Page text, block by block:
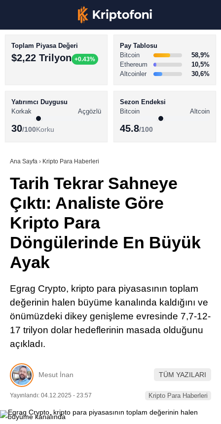
Youtube
TikTok
Telegram
BİTCOİN HABERLERİ
ALTCOİN HABERLERİ
SÖZLÜK
Toplam Piyasa Değeri
$2,22 Trilyon +0.43%
Pay Tablosu
Bitcoin
58,9%
Ethereum
10,5%
Altcoinler
30,6%
Yatırımcı Duygusu
Korkak
Açgözlü
30/100Korku
Sezon Endeksi
Bitcoin
Altcoin
45.8/100
Ana Sayfa › Kripto Para Haberleri
Tarih Tekrar Sahneye
Çıktı: Analiste Göre
Kripto Para
Döngülerinde En Büyük
Ayak
Egrag Crypto, kripto para piyasasının toplam
değerinin halen büyüme kanalında kaldığını ve
önümüzdeki dikey genişleme evresinde 7,7-12-
17 trilyon dolar hedeflerinin masada olduğunu
açıkladı.
Mesut İnan TÜM YAZILARI
Yayınlandı: 04.12.2025 - 23:57 Kripto Para Haberleri